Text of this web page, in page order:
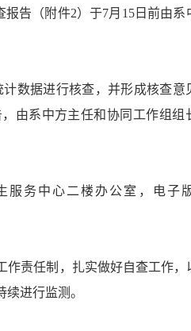
报告（附件2）于7月 15日前由系
计数据进行核查，并形成核查意
由系中方主任和协同工作组组
服务中心二楼办公室，电子
责任制，扎实做好自查工作，
进行监测。